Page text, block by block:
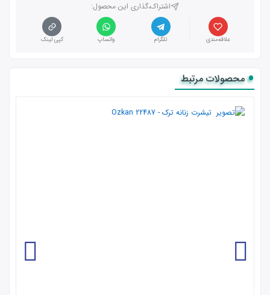
اشتراک،گذاری این محصول‌:
علاقه‌مندی تلگرام واتساپ کپی لینک
محصولات مرتبط